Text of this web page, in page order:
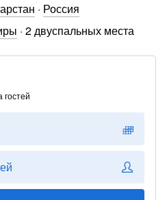
· Россия
· 2 двуспальных места
гостей